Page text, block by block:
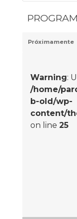
Próximamente
Warning:
/home/
b-old/wp-
content/
on line 25